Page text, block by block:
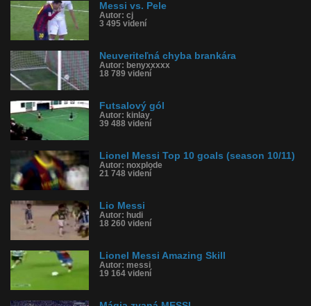
Messi vs. Pele
Autor: cj
3 495 videní
Neuveriteľná chyba brankára
Autor: benyxxxxx
18 789 videní
Futsalový gól
Autor: kinlay
39 488 videní
Lionel Messi Top 10 goals (season 10/11)
Autor: noxplode
21 748 videní
Lio Messi
Autor: hudi
18 260 videní
Lionel Messi Amazing Skill
Autor: messi
19 164 videní